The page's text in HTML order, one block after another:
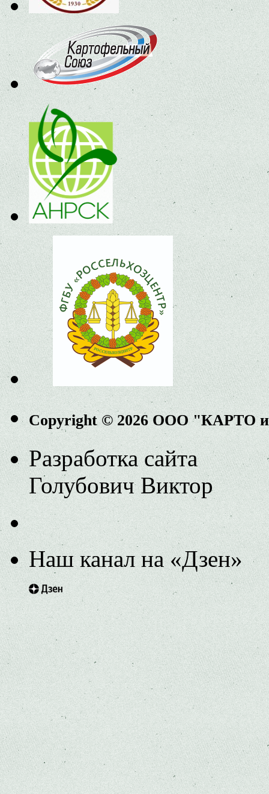
Copyright © 2026 ООО "КАРТО
Разработка сайта
Голубович Виктор
Наш канал на «Дзен»